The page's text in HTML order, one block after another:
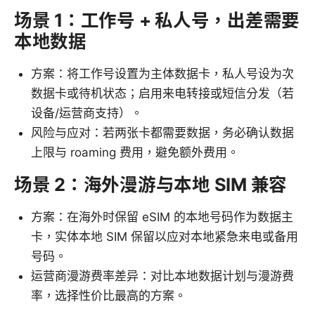
场景 1：工作号 + 私人号，出差需要
本地数据
方案：将工作号设置为主体数据卡，私人号设为次
数据卡或待机状态；启用来电转接或短信分发（若
设备/运营商支持）。
风险与应对：若两张卡都需要数据，务必确认数据
上限与 roaming 费用，避免额外费用。
场景 2：海外漫游与本地 SIM 兼容
方案：在海外时保留 eSIM 的本地号码作为数据主
卡，实体本地 SIM 保留以应对本地紧急来电或备用
号码。
运营商漫游费率差异：对比本地数据计划与漫游费
率，选择性价比最高的方案。